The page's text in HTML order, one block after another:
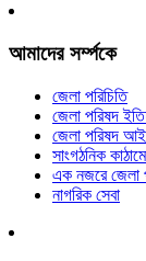
আমাদের সর্ম্পকে
জেলা পরিচিতি
জেলা পরিষদ
জেলা পরিষদ
সাংগঠনিক
এক নজরে জেলা
নাগরিক সেবা